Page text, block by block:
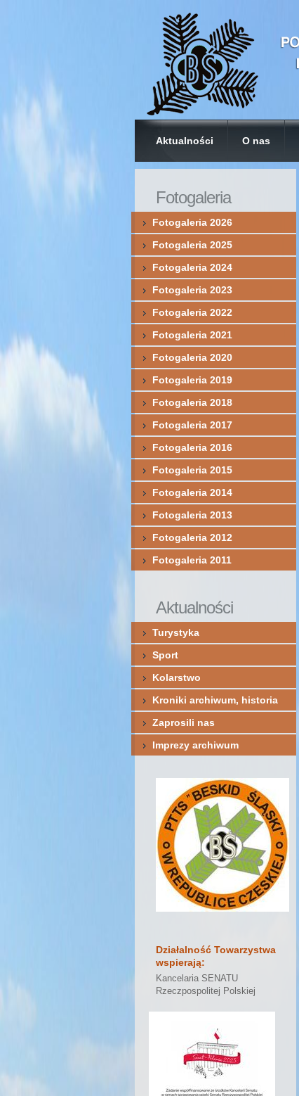
Aktualności O nas
Fotogaleria
Fotogaleria 2026
Fotogaleria 2025
Fotogaleria 2024
Fotogaleria 2023
Fotogaleria 2022
Fotogaleria 2021
Fotogaleria 2020
Fotogaleria 2019
Fotogaleria 2018
Fotogaleria 2017
Fotogaleria 2016
Fotogaleria 2015
Fotogaleria 2014
Fotogaleria 2013
Fotogaleria 2012
Fotogaleria 2011
Aktualności
Turystyka
Sport
Kolarstwo
Kroniki archiwum, historia
Zaprosili nas
Imprezy archiwum
Działalność Towarzystwa
wspierają:
Kancelaria SENATU
Rzeczpospolitej Polskiej